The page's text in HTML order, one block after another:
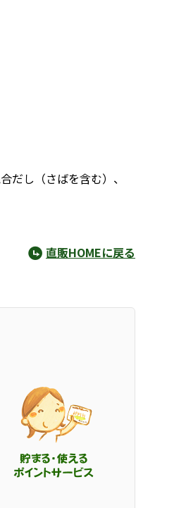
だし（さばを含む）、
直販HOMEに戻る